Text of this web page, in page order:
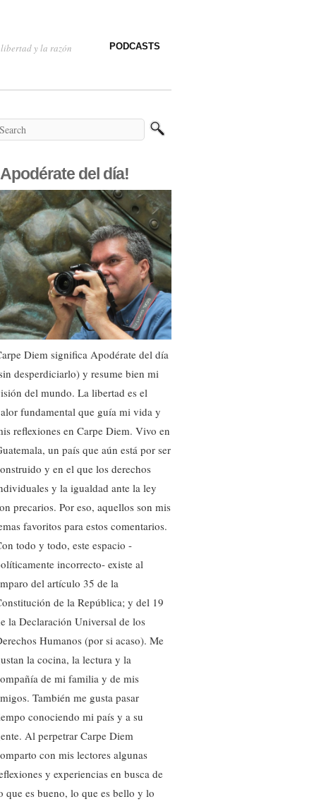
y la razón PODCASTS
del día!
Diem significa Apodérate del día
desperdiciarlo) y resume bien mi
del mundo. La libertad es el
fundamental que guía mi vida y
reflexiones en Carpe Diem. Vivo en
un país que aún está por ser
y en el que los derechos
y la igualdad ante la ley
precarios. Por eso, aquellos son mis
favoritos para estos comentarios.
todo y todo, este espacio -
incorrecto- existe al
del artículo 35 de la
de la República; y del 19
la Declaración Universal de los
Humanos (por si acaso). Me
la cocina, la lectura y la
de mi familia y de mis
También me gusta pasar
conociendo mi país y a su
Al perpetrar Carpe Diem
con mis lectores algunas
y experiencias en busca de
que es bueno, lo que es bello y lo